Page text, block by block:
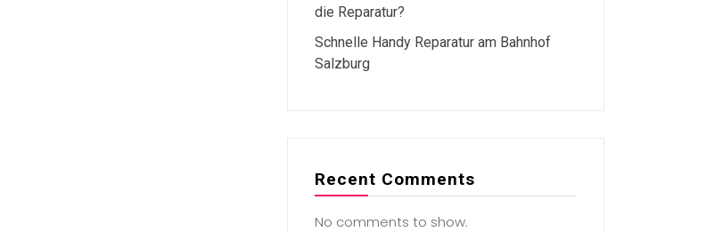
die Reparatur?
Schnelle Handy Reparatur am Bahnhof
Salzburg
Recent Comments
No comments to show.